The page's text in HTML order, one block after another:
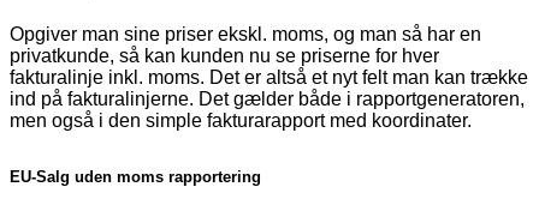
Opgiver man sine priser ekskl. moms, og man så har en
privatkunde, så kan kunden nu se priserne for hver
fakturalinje inkl. moms. Det er altså et nyt felt man kan trække
ind på fakturalinjerne. Det gælder både i rapportgeneratoren,
men også i den simple fakturarapport med koordinater.
EU-Salg uden moms rapportering